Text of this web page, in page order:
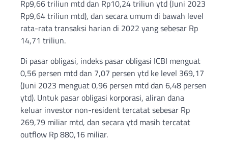
Rp9,66 triliun mtd dan Rp10,24 triliun ytd (Juni 2023
Rp9,64 triliun mtd), dan secara umum di bawah level
rata-rata transaksi harian di 2022 yang sebesar Rp
14,71 triliun.
Di pasar obligasi, indeks pasar obligasi ICBI menguat
0,56 persen mtd dan 7,07 persen ytd ke level 369,17
(Juni 2023 menguat 0,96 persen mtd dan 6,48 persen
ytd). Untuk pasar obligasi korporasi, aliran dana
keluar investor non-resident tercatat sebesar Rp
269,79 miliar mtd, dan secara ytd masih tercatat
outflow Rp 880,16 miliar.